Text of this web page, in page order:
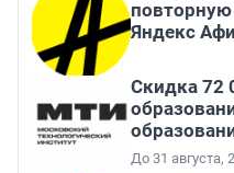
повторную
Яндекс
Скидка 72
До 31 августа,